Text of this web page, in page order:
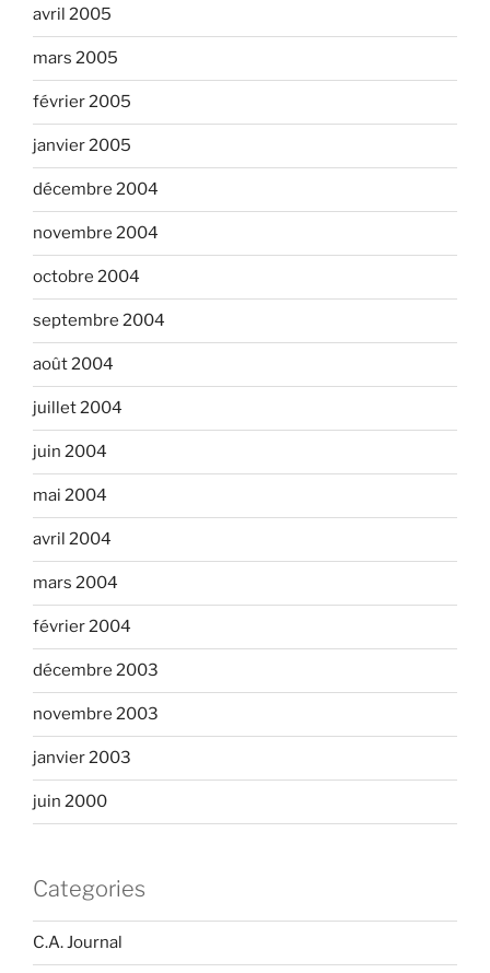
avril 2005
mars 2005
février 2005
janvier 2005
décembre 2004
novembre 2004
octobre 2004
septembre 2004
août 2004
juillet 2004
juin 2004
mai 2004
avril 2004
mars 2004
février 2004
décembre 2003
novembre 2003
janvier 2003
juin 2000
Categories
C.A. Journal